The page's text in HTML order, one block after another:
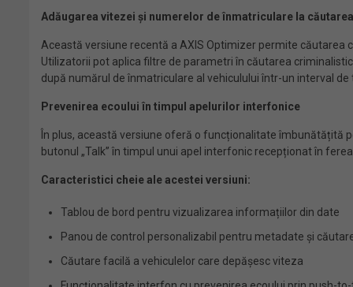
Adăugarea vitezei și numerelor de înmatriculare la
Această versiune recentă a AXIS Optimizer permite căutarea
Utilizatorii pot aplica filtre de parametri în căutarea
după numărul de înmatriculare al vehiculului într-un interval de
Prevenirea ecoului în timpul apelurilor interfonice
În plus, această versiune oferă o funcționalitate îmbunătățită
butonul „Talk” în timpul unui apel interfonic recepționat în
Caracteristici cheie ale acestei versiuni:
Tablou de bord pentru vizualizarea informațiilor din date
Panou de control personalizabil pentru metadate și
Căutare facilă a vehiculelor care depășesc viteza